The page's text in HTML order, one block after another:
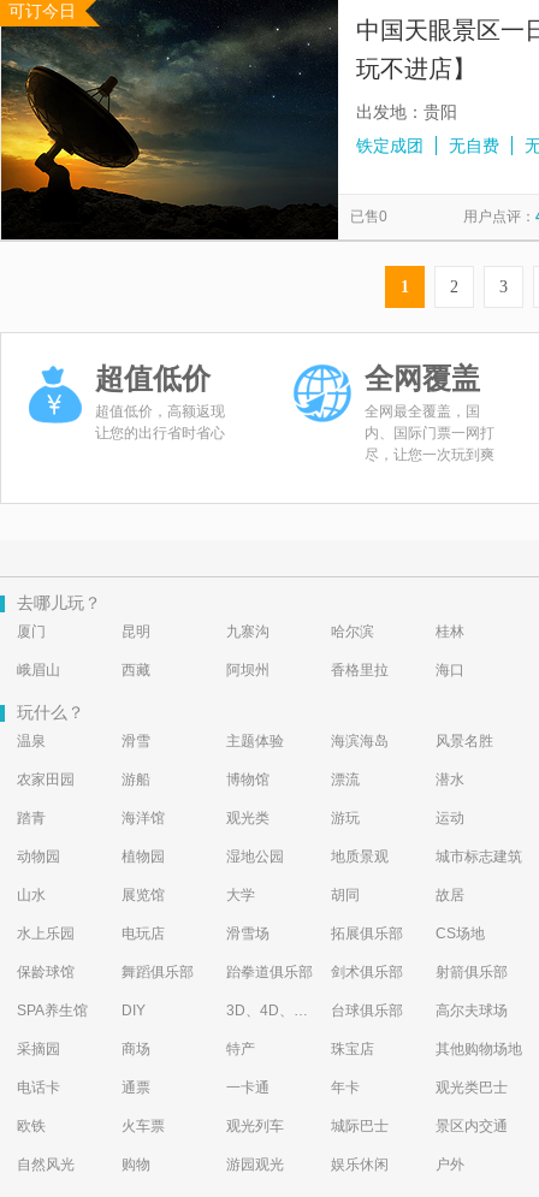
可订今日
中国天眼景区一
玩不进店】
出发地：贵阳
铁定成团
无自费
已售0 用户点评：
1 2 3
超值低价
超值低价，高额返现
让您的出行省时省心
全网覆盖
全网最全覆盖，国
内、国际门票一网打
尽，让您一次玩到爽
去哪儿玩？
厦门 昆明 九寨沟 哈尔滨 桂林
峨眉山 西藏 阿坝州 香格里拉 海口
玩什么？
温泉 滑雪 主题体验 海滨海岛 风景名胜
农家田园 游船 博物馆 漂流 潜水
踏青 海洋馆 观光类 游玩 运动
动物园 植物园 湿地公园 地质景观 城市标志建筑
山水 展览馆 大学 胡同 故居
水上乐园 电玩店 滑雪场 拓展俱乐部 CS场地
保龄球馆 舞蹈俱乐部 跆拳道俱乐部 剑术俱乐部 射箭俱乐部
SPA养生馆 DIY 3D、4D、5D艺术体验馆 台球俱乐部 高尔夫球场
采摘园 商场 特产 珠宝店 其他购物场地
电话卡 通票 一卡通 年卡 观光类巴士
欧铁 火车票 观光列车 城际巴士 景区内交通
自然风光 购物 游园观光 娱乐休闲 户外